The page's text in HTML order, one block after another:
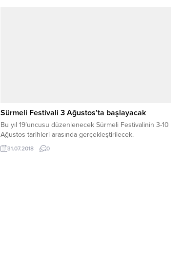
Sürmeli Festivali 3 Ağustos’ta başlayacak
Bu yıl 19’uncusu düzenlenecek Sürmeli Festivalinin 3-10
Ağustos tarihleri arasında gerçekleştirilecek.
31.07.2018 0